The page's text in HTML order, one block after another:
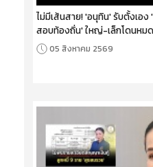
ไม่มีเส้นสาย! 'อนุทิน' รับตั้งเอ
สอบท้องถิ่น' ใหญ่-เล็กโดนหมด
05 สิงหาคม 2569